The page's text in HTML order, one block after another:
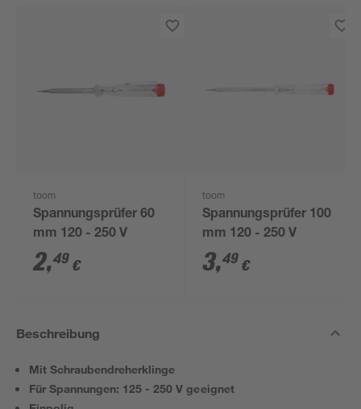
toom
Spannungsprüfer 60
mm 120 - 250 V
2,49 €
toom
Spannungsprüfer 100
mm 120 - 250 V
3,49 €
Beschreibung
Mit Schraubendreherklinge
Für Spannungen: 125 - 250 V geeignet